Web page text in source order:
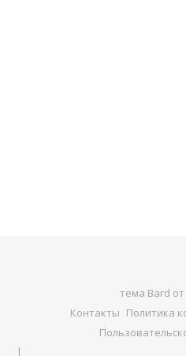
тема Bard от
Контакты Политика